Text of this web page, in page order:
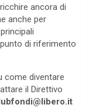
ancora di
anche per
di riferimento
come diventare
il Direttivo